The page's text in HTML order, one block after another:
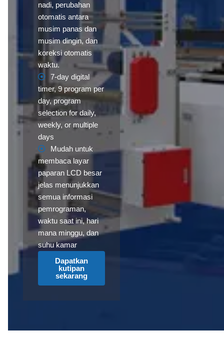
nadi, perubahan
otomatis antara
musim panas dan
musim dingin, dan
koreksi otomatis
waktu.
7-day digital
timer, 9 program per
day, program
selection for daily,
weekly, or multiple
days
Mudah untuk
membaca layar
paparan LCD besar
jelas menunjukkan
semua informasi
pemrograman,
waktu saat ini, hari
mana minggu, dan
suhu kamar
Dapatkan
kutipan
sekarang